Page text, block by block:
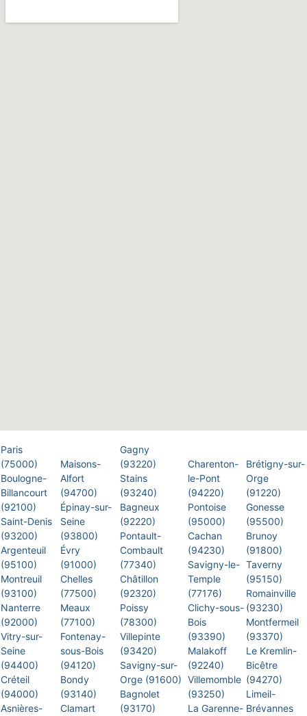
Paris
(75000)
Boulogne-
Billancourt
(92100)
Saint-Denis
(93200)
Argenteuil
(95100)
Montreuil
(93100)
Nanterre
(92000)
Vitry-sur-
Seine
(94400)
Créteil
(94000)
Asnières-
Maisons-
Alfort
(94700)
Épinay-sur-
Seine
(93800)
Évry
(91000)
Chelles
(77500)
Meaux
(77100)
Fontenay-
sous-Bois
(94120)
Bondy
(93140)
Clamart
Gagny
(93220)
Stains
(93240)
Bagneux
(92220)
Pontault-
Combault
(77340)
Châtillon
(92320)
Poissy
(78300)
Villepinte
(93420)
Savigny-sur-
Orge (91600)
Bagnolet
(93170)
Charenton-
le-Pont
(94220)
Pontoise
(95000)
Cachan
(94230)
Savigny-le-
Temple
(77176)
Clichy-sous-
Bois
(93390)
Malakoff
(92240)
Villemomble
(93250)
La Garenne-
Brétigny-sur-
Orge
(91220)
Gonesse
(95500)
Brunoy
(91800)
Taverny
(95150)
Romainville
(93230)
Montfermeil
(93370)
Le Kremlin-
Bicêtre
(94270)
Limeil-
Brévannes